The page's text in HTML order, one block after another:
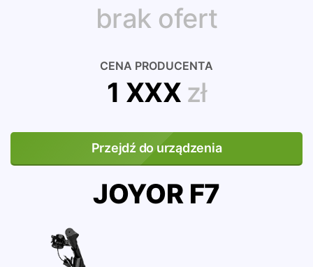
brak ofert
CENA PRODUCENTA
1 XXX zł
Przejdź do urządzenia
JOYOR F7